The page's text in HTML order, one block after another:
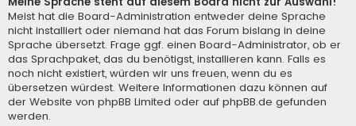
Meist hat die Board-Administration entweder deine Sprache
nicht installiert oder niemand hat das Forum bislang in deine
Sprache übersetzt. Frage ggf. einen Board-Administrator, ob er
das Sprachpaket, das du benötigst, installieren kann. Falls es
noch nicht existiert, würden wir uns freuen, wenn du es
übersetzen würdest. Weitere Informationen dazu können auf
der Website von phpBB Limited oder auf phpBB.de gefunden
werden.